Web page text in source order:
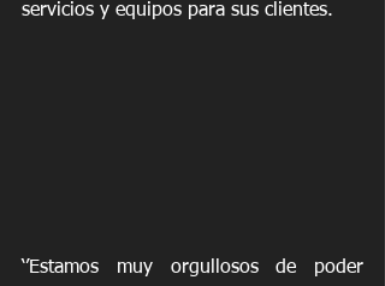
servicios y equipos para sus clientes.
‘’Estamos muy orgullosos de poder